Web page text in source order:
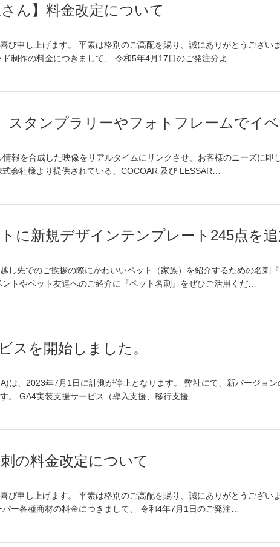
ん】料金改定について
び申し上げます。 平素は格別のご高配を賜り、誠にありがとうござい
制作の料金につきまして、 令和5年4月17日のご発注分よ…
スタンプラリーやフォトフレームでイ
報を合成した映像をリアルタイムにリンクさせ、お客様のニーズに即
会社様より提供されている、COCOAR 及び LESSAR…
に新規デザインテンプレート245点を追
し先でのご挨拶の際にかわいいペット（家族）を紹介するための名刺
トやペット友達へのご紹介に『ペット名刺』をぜひご活用くだ…
スを開始しました。
は、2023年7月1日に計測が停止となります。 弊社にて、新バージョ
。 GA4実装支援サービス（導入支援、移行支援…
の料金改定について
び申し上げます。 平素は格別のご高配を賜り、誠にありがとうござい
ー各種商材の料金につきまして、 令和4年7月1日のご発注…